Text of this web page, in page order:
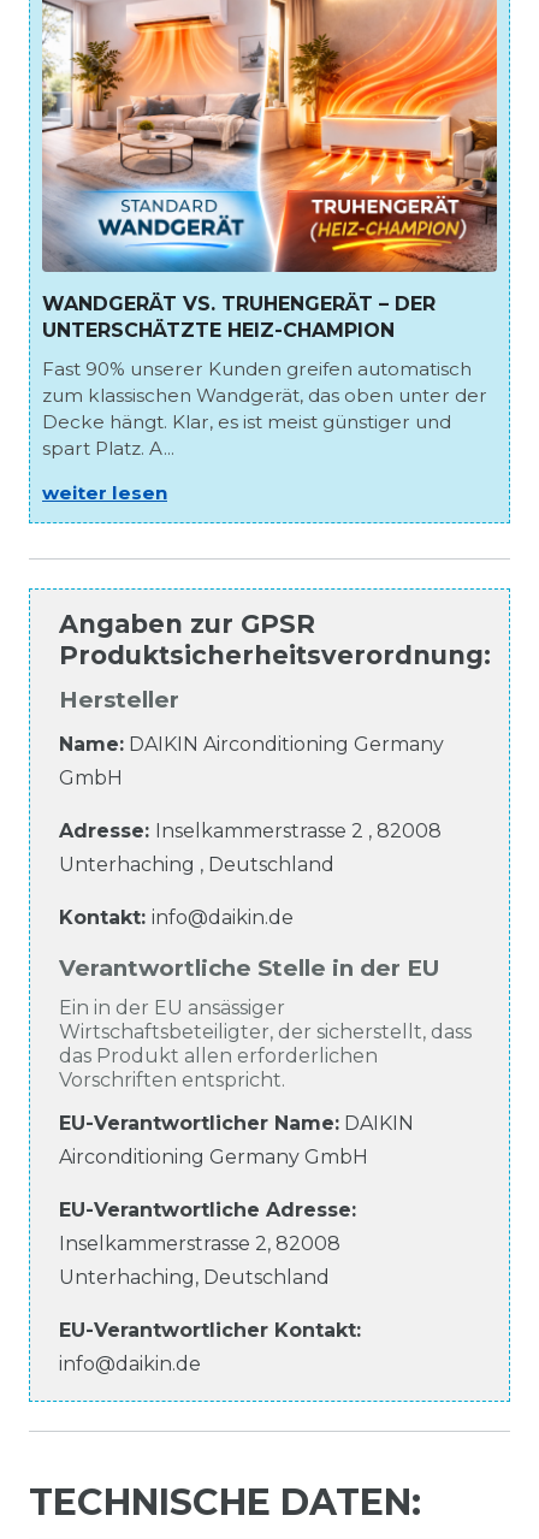
WANDGERÄT VS. TRUHENGERÄT – DER
UNTERSCHÄTZTE HEIZ-CHAMPION
Fast 90% unserer Kunden greifen automatisch
zum klassischen Wandgerät, das oben unter der
Decke hängt. Klar, es ist meist günstiger und
spart Platz. A...
weiter lesen
Angaben zur GPSR
Produktsicherheitsverordnung:
Hersteller
Name: DAIKIN Airconditioning Germany
GmbH
Adresse: Inselkammerstrasse 2 , 82008
Unterhaching , Deutschland
Kontakt: info@daikin.de
Verantwortliche Stelle in der EU
Ein in der EU ansässiger
Wirtschaftsbeteiligter, der sicherstellt, dass
das Produkt allen erforderlichen
Vorschriften entspricht.
EU-Verantwortlicher Name: DAIKIN
Airconditioning Germany GmbH
EU-Verantwortliche Adresse:
Inselkammerstrasse 2, 82008
Unterhaching, Deutschland
EU-Verantwortlicher Kontakt:
info@daikin.de
TECHNISCHE DATEN: